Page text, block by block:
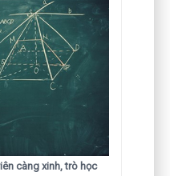
càng xinh, trò học